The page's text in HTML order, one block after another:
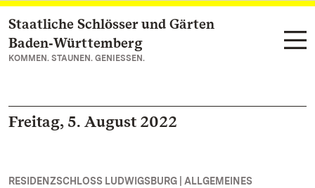
Zum Hauptinhalt springen
Staatliche Schlösser und Gärten
Baden‑Württemberg
KOMMEN. STAUNEN. GENIESSEN.
Freitag, 5. August 2022
RESIDENZSCHLOSS LUDWIGSBURG | ALLGEMEINES